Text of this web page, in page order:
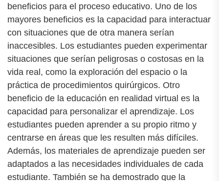
beneficios para el proceso educativo. Uno de los
mayores beneficios es la capacidad para interactuar
con situaciones que de otra manera serían
inaccesibles. Los estudiantes pueden experimentar
situaciones que serían peligrosas o costosas en la
vida real, como la exploración del espacio o la
práctica de procedimientos quirúrgicos. Otro
beneficio de la educación en realidad virtual es la
capacidad para personalizar el aprendizaje. Los
estudiantes pueden aprender a su propio ritmo y
centrarse en áreas que les resulten más difíciles.
Además, los materiales de aprendizaje pueden ser
adaptados a las necesidades individuales de cada
estudiante. También se ha demostrado que la